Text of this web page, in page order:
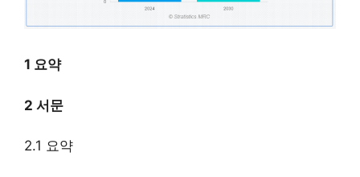
1 요약
2 서문
2.1 요약